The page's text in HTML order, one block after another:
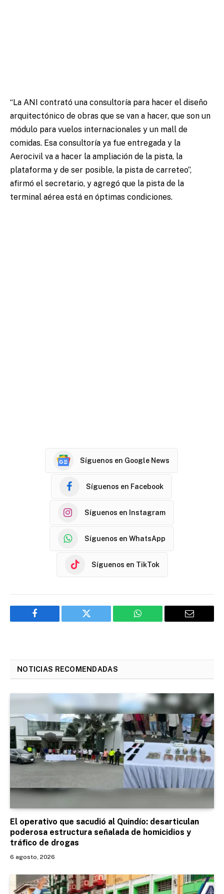
“La ANI contrató una consultoría para hacer el diseño
arquitectónico de obras que se van a hacer, que son un
módulo para vuelos internacionales y un mall de
comidas. Esa consultoría ya fue entregada y la
Aerocivil va a hacer la ampliación de la pista, la
plataforma y de ser posible, la pista de carreteo”,
afirmó el secretario, y agregó que la pista de la
terminal aérea está en óptimas condiciones.
Síguenos en Google News
Síguenos en Facebook
Síguenos en Instagram
Síguenos en WhatsApp
Síguenos en TikTok
Facebook Twitter WhatsApp Email
NOTICIAS RECOMENDADAS
El operativo que sacudió al Quindío: desarticulan
poderosa estructura señalada de homicidios y
tráfico de drogas
6 agosto, 2026